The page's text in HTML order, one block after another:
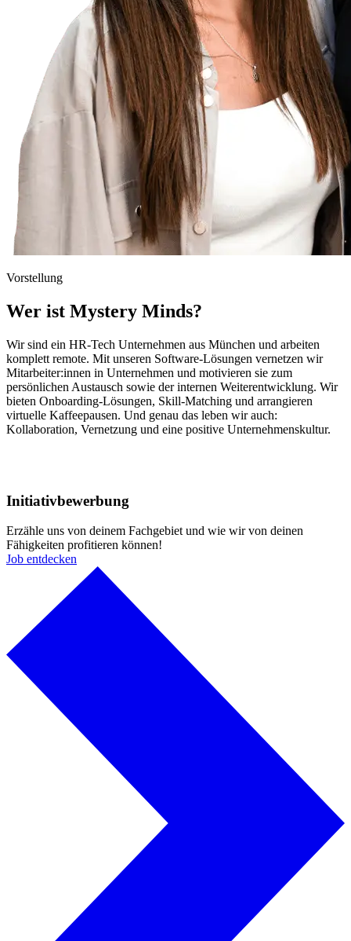
Vorstellung
Wer ist Mystery Minds?
Wir sind ein HR-Tech Unternehmen aus München und arbeiten
komplett remote. Mit unseren Software-Lösungen vernetzen wir
Mitarbeiter:innen in Unternehmen und motivieren sie zum
persönlichen Austausch sowie der internen Weiterentwicklung. Wir
bieten Onboarding-Lösungen, Skill-Matching und arrangieren
virtuelle Kaffeepausen. Und genau das leben wir auch:
Kollaboration, Vernetzung und eine positive Unternehmenskultur.
Initiativbewerbung
Erzähle uns von deinem Fachgebiet und wie wir von deinen
Fähigkeiten profitieren können!
Job entdecken